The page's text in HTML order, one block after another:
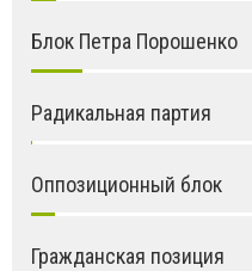
Блок Петра Порошенко
Радикальная партия
Оппозиционный блок
Гражданская позиция